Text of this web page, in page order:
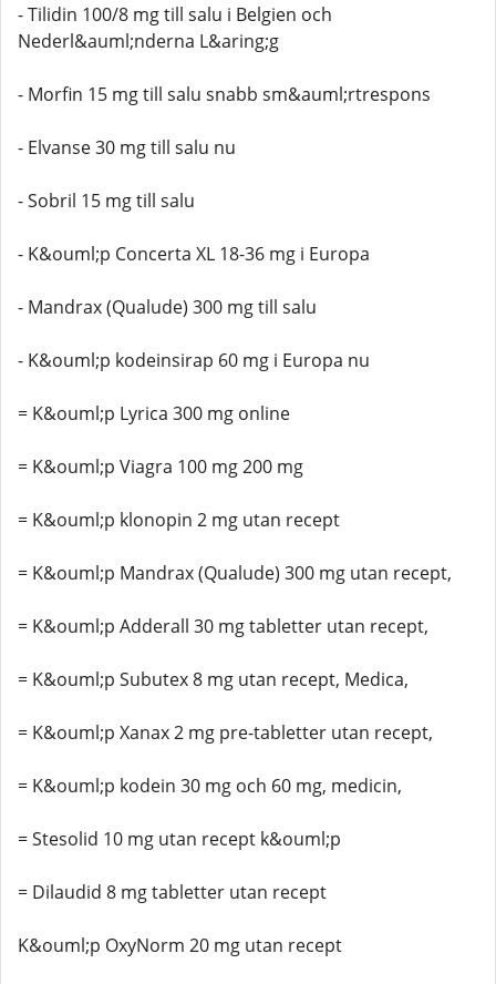
- Tilidin 100/8 mg till salu i Belgien och
Nederl&auml;nderna L&aring;g
- Morfin 15 mg till salu snabb sm&auml;rtrespons
- Elvanse 30 mg till salu nu
- Sobril 15 mg till salu
- K&ouml;p Concerta XL 18-36 mg i Europa
- Mandrax (Qualude) 300 mg till salu
- K&ouml;p kodeinsirap 60 mg i Europa nu
= K&ouml;p Lyrica 300 mg online
= K&ouml;p Viagra 100 mg 200 mg
= K&ouml;p klonopin 2 mg utan recept
= K&ouml;p Mandrax (Qualude) 300 mg utan recept,
= K&ouml;p Adderall 30 mg tabletter utan recept,
= K&ouml;p Subutex 8 mg utan recept, Medica,
= K&ouml;p Xanax 2 mg pre-tabletter utan recept,
= K&ouml;p kodein 30 mg och 60 mg, medicin,
= Stesolid 10 mg utan recept k&ouml;p
= Dilaudid 8 mg tabletter utan recept
K&ouml;p OxyNorm 20 mg utan recept